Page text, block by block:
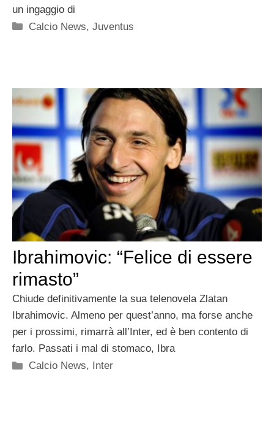
un ingaggio di
Categorie
Calcio News,Juventus
Ibrahimovic: “Felice di essere
rimasto”
Chiude definitivamente la sua telenovela Zlatan
Ibrahimovic. Almeno per quest’anno, ma forse anche
per i prossimi, rimarrà all’Inter, ed è ben contento di
farlo. Passati i mal di stomaco, Ibra
Categorie
Calcio News, Inter